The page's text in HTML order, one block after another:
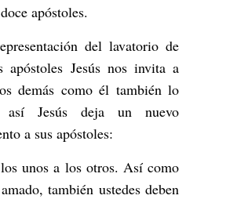
apóstoles.
del lavatorio de
apóstoles Jesús nos invita a
demás como él también lo
Jesús deja un nuevo
a sus apóstoles:
unos a los otros. Así como
también ustedes deben